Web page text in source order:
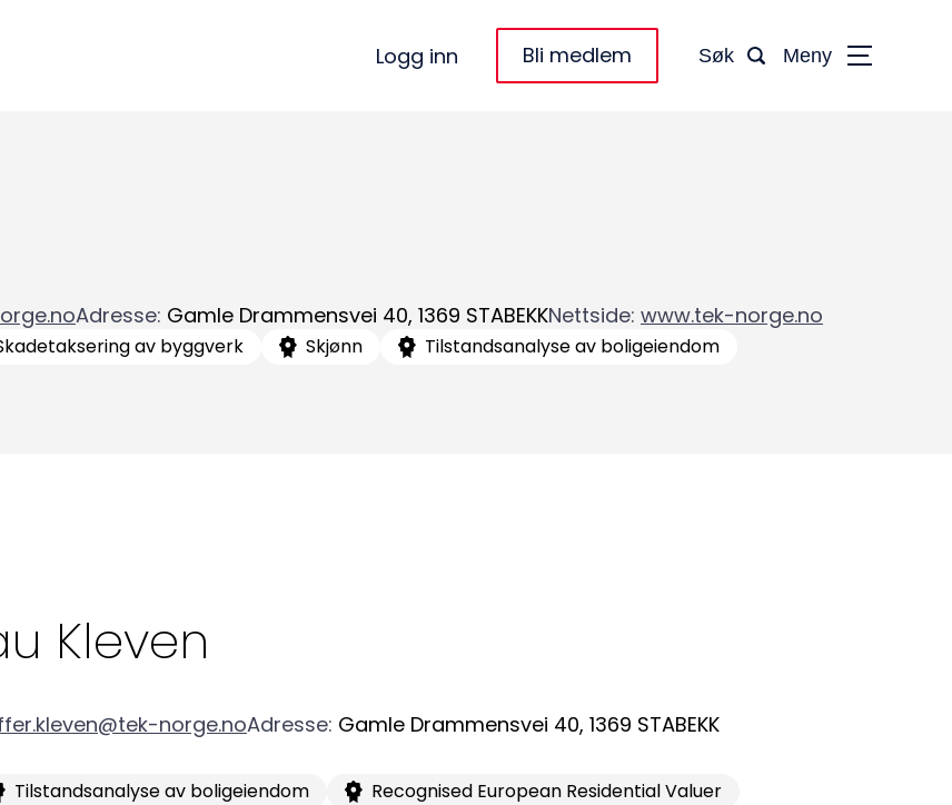
Logg inn Bli medlem Søk Meny
Adresse: Gamle Drammensvei 40, 1369 STABEKKNettside: www.tek-norge.no
av byggverk Skjønn
Tilstandsanalyse av boligeiendom
Kleven
norge.noAdresse: Gamle Drammensvei 40, 1369 STABEKK
Tilstandsanalyse av boligeiendom Recognised European Residential Valuer